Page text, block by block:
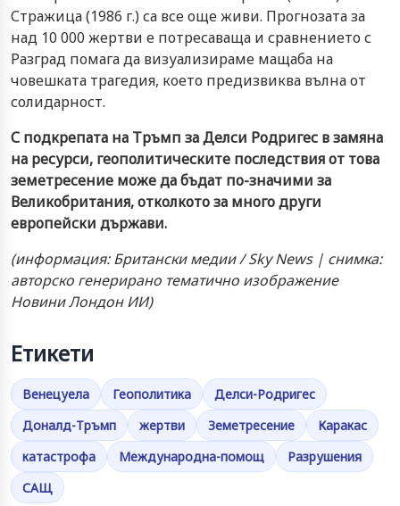
Стражица (1986 г.) са все още живи. Прогнозата за
над 10 000 жертви е потресаваща и сравнението с
Разград помага да визуализираме мащаба на
човешката трагедия, което предизвиква вълна от
солидарност.
С подкрепата на Тръмп за Делси Родригес в замяна
на ресурси, геополитическите последствия от това
земетресение може да бъдат по-значими за
Великобритания, отколкото за много други
европейски държави.
(информация: Британски медии / Sky News | снимка:
авторско генерирано тематично изображение
Новини Лондон ИИ)
Етикети
Венецуела Геополитика
Делси-Родригес
Доналд-Тръмп
жертви Земетресение
Каракас
катастрофа
Международна-помощ
Разрушения
САЩ